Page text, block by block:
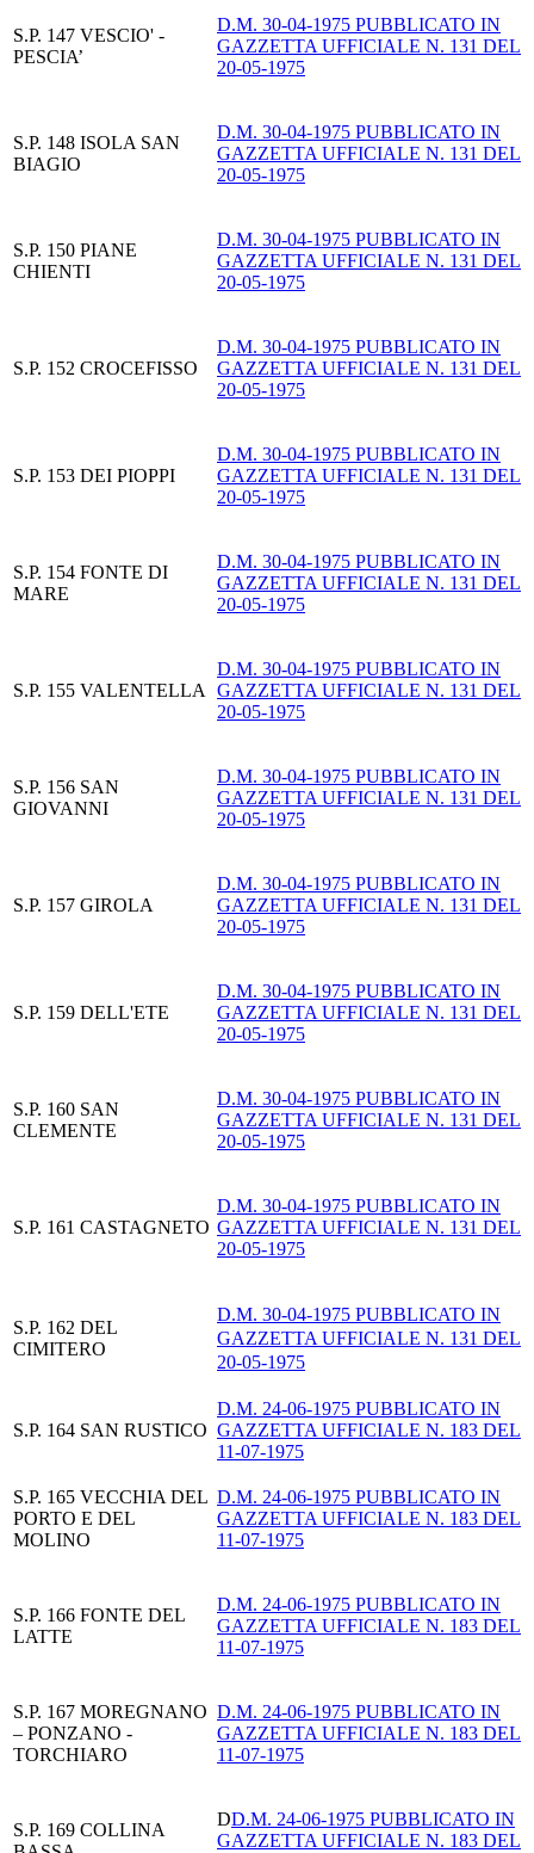
S.P. 147 VESCIO' -
PESCIA’
D.M. 30-04-1975 PUBBLICATO IN
GAZZETTA UFFICIALE N. 131 DEL
20-05-1975
S.P. 148 ISOLA SAN
BIAGIO
D.M. 30-04-1975 PUBBLICATO IN
GAZZETTA UFFICIALE N. 131 DEL
20-05-1975
S.P. 150 PIANE
CHIENTI
D.M. 30-04-1975 PUBBLICATO IN
GAZZETTA UFFICIALE N. 131 DEL
20-05-1975
S.P. 152 CROCEFISSO
D.M. 30-04-1975 PUBBLICATO IN
GAZZETTA UFFICIALE N. 131 DEL
20-05-1975
S.P. 153 DEI PIOPPI
D.M. 30-04-1975 PUBBLICATO IN
GAZZETTA UFFICIALE N. 131 DEL
20-05-1975
S.P. 154 FONTE DI
MARE
D.M. 30-04-1975 PUBBLICATO IN
GAZZETTA UFFICIALE N. 131 DEL
20-05-1975
S.P. 155 VALENTELLA
D.M. 30-04-1975 PUBBLICATO IN
GAZZETTA UFFICIALE N. 131 DEL
20-05-1975
S.P. 156 SAN
GIOVANNI
D.M. 30-04-1975 PUBBLICATO IN
GAZZETTA UFFICIALE N. 131 DEL
20-05-1975
S.P. 157 GIROLA
D.M. 30-04-1975 PUBBLICATO IN
GAZZETTA UFFICIALE N. 131 DEL
20-05-1975
S.P. 159 DELL'ETE
D.M. 30-04-1975 PUBBLICATO IN
GAZZETTA UFFICIALE N. 131 DEL
20-05-1975
S.P. 160 SAN
CLEMENTE
D.M. 30-04-1975 PUBBLICATO IN
GAZZETTA UFFICIALE N. 131 DEL
20-05-1975
S.P. 161 CASTAGNETO
D.M. 30-04-1975 PUBBLICATO IN
GAZZETTA UFFICIALE N. 131 DEL
20-05-1975
S.P. 162 DEL
CIMITERO
D.M. 30-04-1975 PUBBLICATO IN
GAZZETTA UFFICIALE N. 131 DEL
20-05-1975
S.P. 164 SAN RUSTICO
D.M. 24-06-1975 PUBBLICATO IN
GAZZETTA UFFICIALE N. 183 DEL
11-07-1975
S.P. 165 VECCHIA DEL
PORTO E DEL
MOLINO
D.M. 24-06-1975 PUBBLICATO IN
GAZZETTA UFFICIALE N. 183 DEL
11-07-1975
S.P. 166 FONTE DEL
LATTE
D.M. 24-06-1975 PUBBLICATO IN
GAZZETTA UFFICIALE N. 183 DEL
11-07-1975
S.P. 167 MOREGNANO
– PONZANO -
TORCHIARO
D.M. 24-06-1975 PUBBLICATO IN
GAZZETTA UFFICIALE N. 183 DEL
11-07-1975
S.P. 169 COLLINA
DD.M. 24-06-1975 PUBBLICATO IN
GAZZETTA UFFICIALE N. 183 DEL